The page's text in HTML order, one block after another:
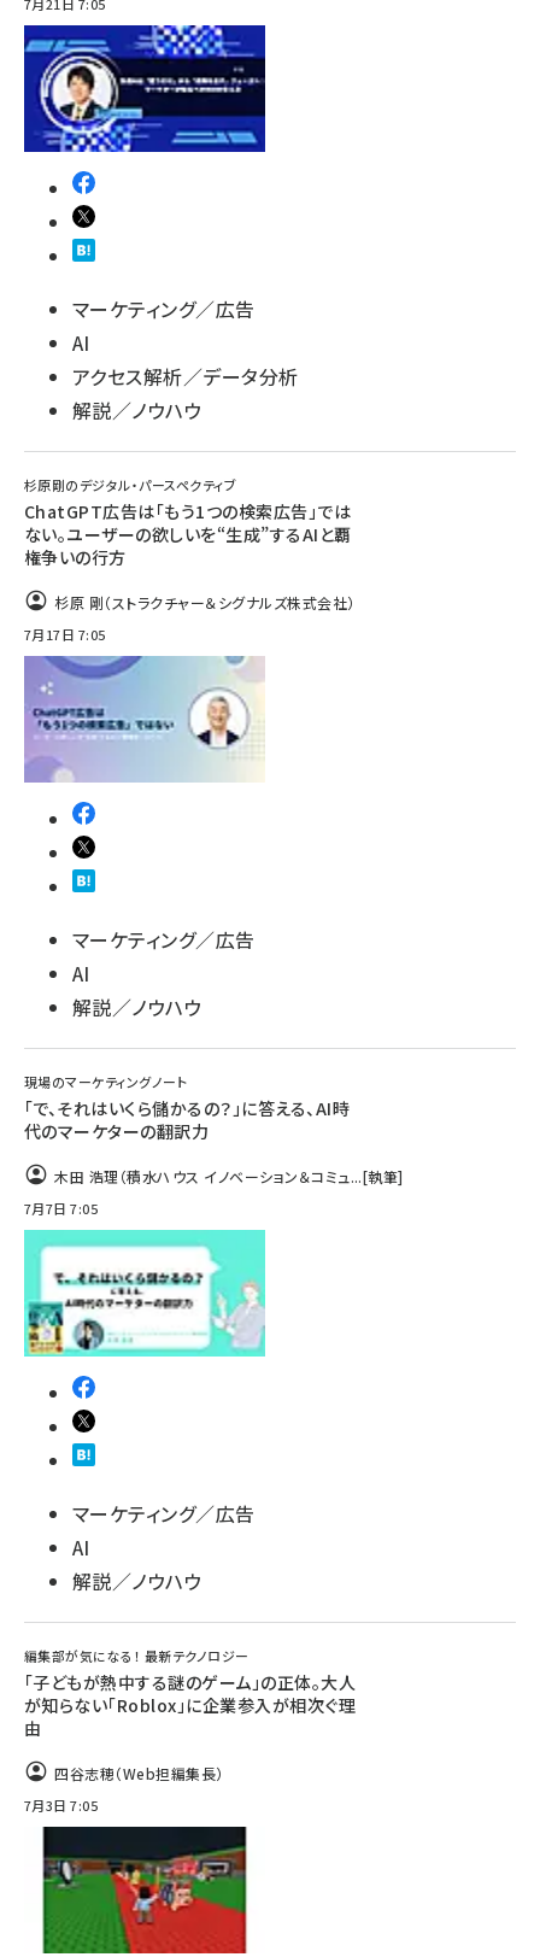
マーケティング／広告
AI
アクセス解析／データ分析
解説／ノウハウ
杉原剛のデジタル・パースペクティブ
ChatGPT広告は「もう1つの検索広告」では
ない。ユーザーの欲しいを“生成”するAIと覇
権争いの行方
杉原 剛（ストラクチャー＆シグナルズ株式会社）
7月17日 7:05
マーケティング／広告
AI
解説／ノウハウ
現場のマーケティングノート
「で、それはいくら儲かるの？」に答える、AI時
代のマーケターの翻訳力
木田 浩理（積水ハウス イノベーション＆コミュ...[執筆]
7月7日 7:05
マーケティング／広告
AI
解説／ノウハウ
編集部が気になる！ 最新テクノロジー
「子どもが熱中する謎のゲーム」の正体。大人
が知らない「Roblox」に企業参入が相次ぐ理
由
四谷志穂（Web担編集長）
7月3日 7:05